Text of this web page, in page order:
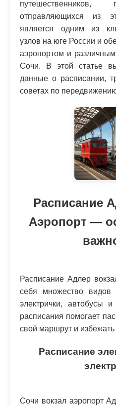
отправляющихся из
является одним из
узлов на юге России и
аэропортом и
Сочи. В этой статье
данные о расписании,
советах по
Расписание
Аэропорт —
Расписание Адлер
себя множество видов
электрички, автобусы
расписания помогает
свой маршрут и
Расписание
Сочи вокзал аэропорт